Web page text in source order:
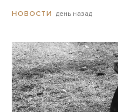
НОВОСТИ день назад